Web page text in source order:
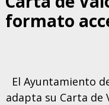
formato
El Ayuntamiento
adapta su Carta de